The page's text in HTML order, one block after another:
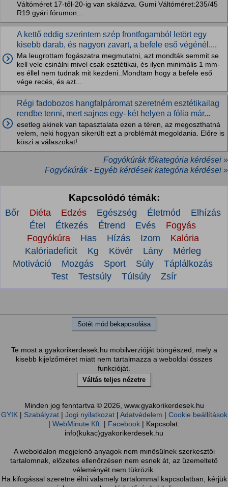
Váltóméret 17-től-20-ig van skálázva. Gumi Váltóméret:235/45
R19 gyári fórumon...
A kettő eddig szerintem szép frontfogamból letört egy
kisebb darab, és nagyon zavart, a befele eső végénél....
Ma leugrottam fogászatra megmutatni, azt mondták semmit se
kell vele csinálni mivel csak esztétikai, és ilyen minimális 1 mm-
es éllel nem tudnak mit kezdeni..Mondtam hogy a befele eső
vége recés, és azt...
Régi fadobozos hangfalpáromat szeretném esztétikailag
rendbe tenni, mert sajnos egy- két helyen a fólia már...
esetleg akinek van tapasztalata ezen a téren, az megoszthatná
velem, neki hogyan sikerült ezt a problémát megoldania. Előre is
köszi a válaszokat!
Fogyókúrák főkategória kérdései »
Fogyókúrák - Egyéb kérdések kategória kérdései »
Kapcsolódó témák:
Bőr Diéta Edzés Egészség Életmód
Elhízás
Étel
Étkezés Étrend Evés
Fogyás
Fogyókúra
Has Hízás Izom
Kalória
Kalóriadeficit
Kg Kövér Lány
Mérleg
Motiváció
Mozgás Sport Súly
Táplálkozás
Test
Testsúly Túlsúly Zsír
Sötét mód bekapcsolása
Te most a gyakorikerdesek.hu mobilverzióját böngészed, mely a
kisebb kijelzőméret miatt nem tartalmazza a weboldal összes
funkcióját.
Váltás teljes nézetre
Minden jog fenntartva © 2026, www.gyakorikerdesek.hu
GYIK| Szabályzat| Jogi nyilatkozat| Adatvédelem | Cookie beállítások
| WebMinute Kft. | Facebook | Kapcsolat:
info(kukac)gyakorikerdesek.hu
A weboldalon megjelenő anyagok nem minősülnek szerkesztői
tartalomnak, előzetes ellenőrzésen nem esnek át, az üzemeltető
véleményét nem tükrözik.
Ha kifogással szeretne élni valamely tartalommal kapcsolatban, kérjük